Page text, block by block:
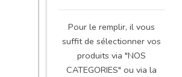
Pour le remplir, il vous
suffit de sélectionner vos
produits via "NOS
CATEGORIES" ou via la